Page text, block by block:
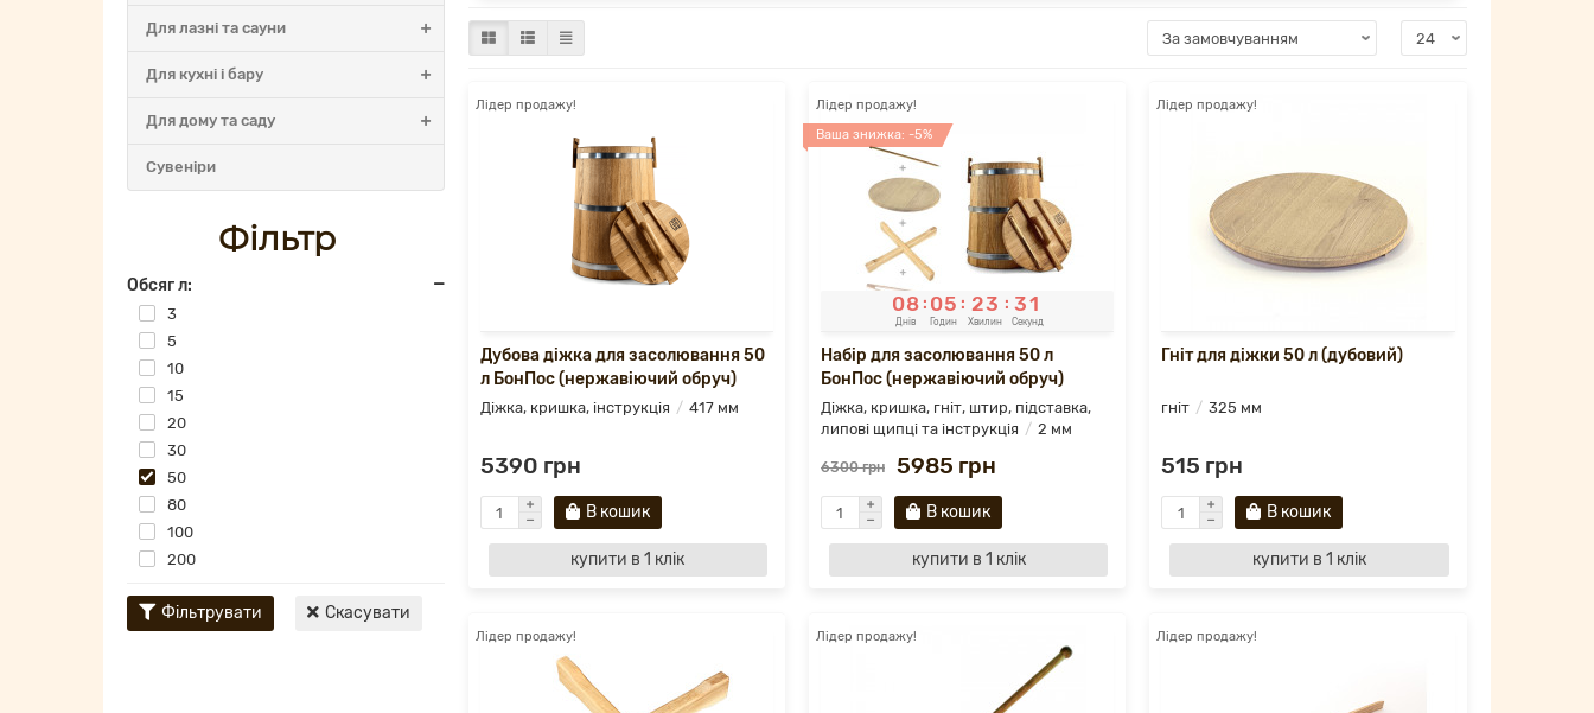
Для лазні та сауни
Для кухні і бару
Для дому та саду
Cувеніри
Фільтр
Обсяг л:
3
5
10
15
20
30
50
80
100
200
Фільтрувати Скасувати
Лідер продажу!
Дубова діжка для засолювання 50
л БонПос (нержавіючий обруч)
Діжка, кришка, інструкція 417 мм
5390 грн
В кошик
купити в 1 клік
Лідер продажу!
Ваша знижка: -5%
08
Днів
: 05
Годин
: 23
Хвилин
: 30
Секунд
Набір для засолювання 50 л
БонПос (нержавіючий обруч)
Діжка, кришка, гніт, штир, підставка,
липові щипці та інструкція
2 мм
6300 грн 5985 грн
В кошик
купити в 1 клік
Лідер продажу!
Гніт для діжки 50 л (дубовий)
гніт 325 мм
515 грн
В кошик
купити в 1 клік
Лідер продажу! Лідер продажу! Лідер продажу!